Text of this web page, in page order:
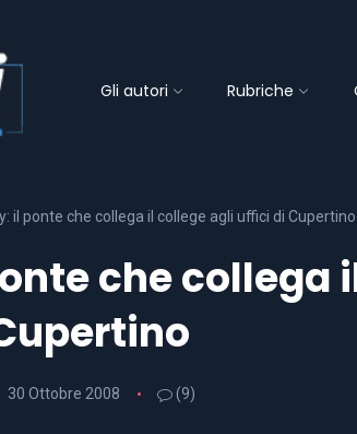
Gli autori Rubriche
il ponte che collega il college agli uffici di Cupertino
che collega
30 Ottobre 2008 (9)